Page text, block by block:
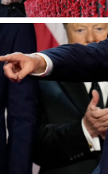
na